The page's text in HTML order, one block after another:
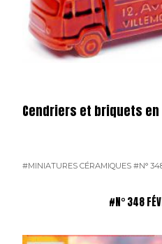
Cendriers et briquets
#MINIATURES CÉRAMIQUES #N°
#N° 348